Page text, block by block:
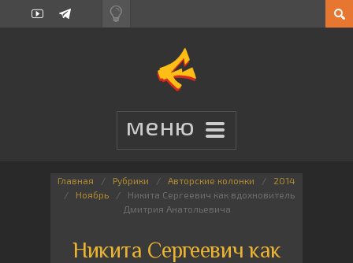
Главная Рубрики Авторские колонки
2014
Ноябрь
Никита Сергеевич как вдохновитель
Дмитрия Анатольевича
Никита Сергеевич как